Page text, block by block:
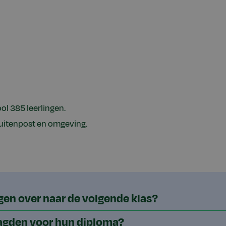
385 leerlingen.
en omgeving.
over naar de volgende klas?
voor hun diploma?